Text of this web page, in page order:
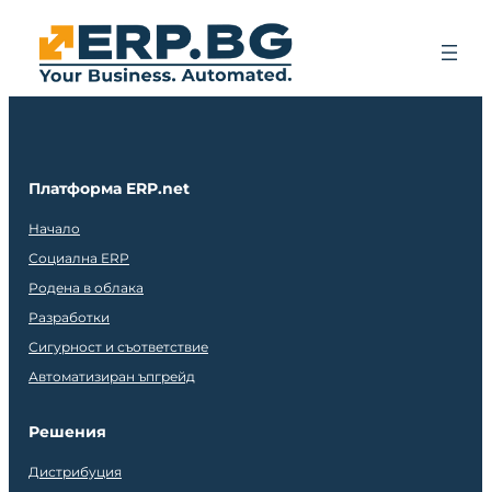
Платформа ERP.net
Начало
Социална ERP
Родена в облака
Разработки
Сигурност и съответствие
Автоматизиран ъпгрейд
Решения
Дистрибуция